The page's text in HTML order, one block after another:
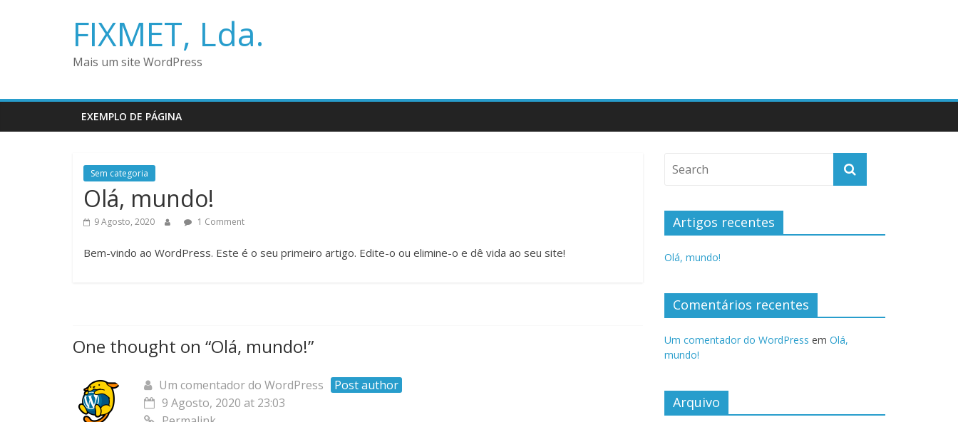
FIXMET, Lda.
Mais um site WordPress
EXEMPLO DE PÁGINA
Sem categoria
Olá, mundo!
9 Agosto, 2020 1 Comment
Bem-vindo ao WordPress. Este é o seu primeiro artigo. Edite-o ou elimine-o e dê vida ao seu site!
One thought on “Olá, mundo!”
Um comentador do WordPress
Post author
9 Agosto, 2020 at 23:03
Artigos recentes
Olá, mundo!
Comentários recentes
Um comentador do WordPress em Olá,
mundo!
Arquivo